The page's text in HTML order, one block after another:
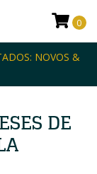
NOVOS &
0
DE